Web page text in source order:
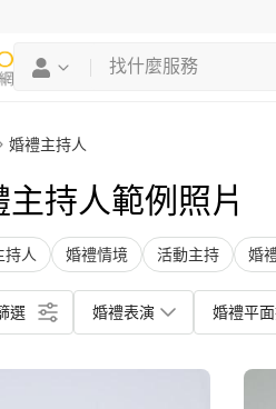
婚禮主持人
主持人範例照片
持人 婚禮情境 活動主持 婚
選 婚禮表演 婚禮平